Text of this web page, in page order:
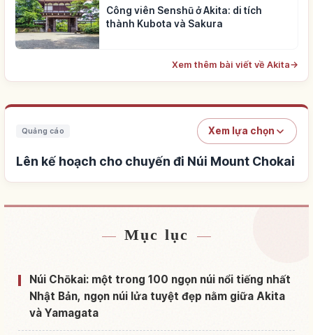
Công viên Senshū ở Akita: di tích
thành Kubota và Sakura
Xem thêm bài viết về Akita→
Quảng cáo Xem lựa chọn
Lên kế hoạch cho chuyến đi Núi Mount Chokai
Tìm chỗ ở gần Núi Mount Chokai
Tìm trải nghiệm tại Núi Mount Chokai↗
Mục lục
Núi Chōkai: một trong 100 ngọn núi nổi tiếng nhất
Nhật Bản, ngọn núi lửa tuyệt đẹp nằm giữa Akita
và Yamagata